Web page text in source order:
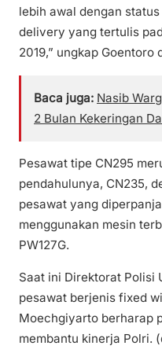
lebih awal dengan
delivery yang tertulis
2019,” ungkap Goentoro
Baca juga: Nasib
2 Bulan Kekeringan
Pesawat tipe CN295
pendahulunya, CN235,
pesawat yang
menggunakan mesin
PW127G.
Saat ini Direktorat Polisi
pesawat berjenis fixed
Moechgiyarto berharap
membantu kinerja Polri.